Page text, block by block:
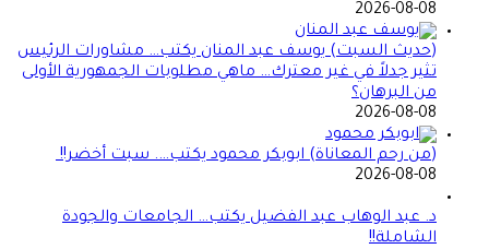
2026-08-08
(حديث السبت) يوسف عبد المنان يكتب… مشاورات الرئيس
تثير جدلاً في غير معترك… ماهي مطلوبات الجمهورية الأولى
من البرهان؟
2026-08-08
(من رحم المعاناة) ابوبكر محمود يكتب…. سبت أخضر!!
2026-08-08
د. عبد الوهاب عبد الفضيل يكتب… الجامعات والجودة
الشاملة!!